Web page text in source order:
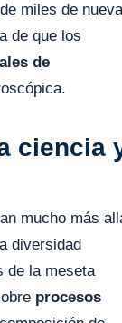
miles de
de que los
de
ciencia
mucho más
diversidad
de la meseta
procesos